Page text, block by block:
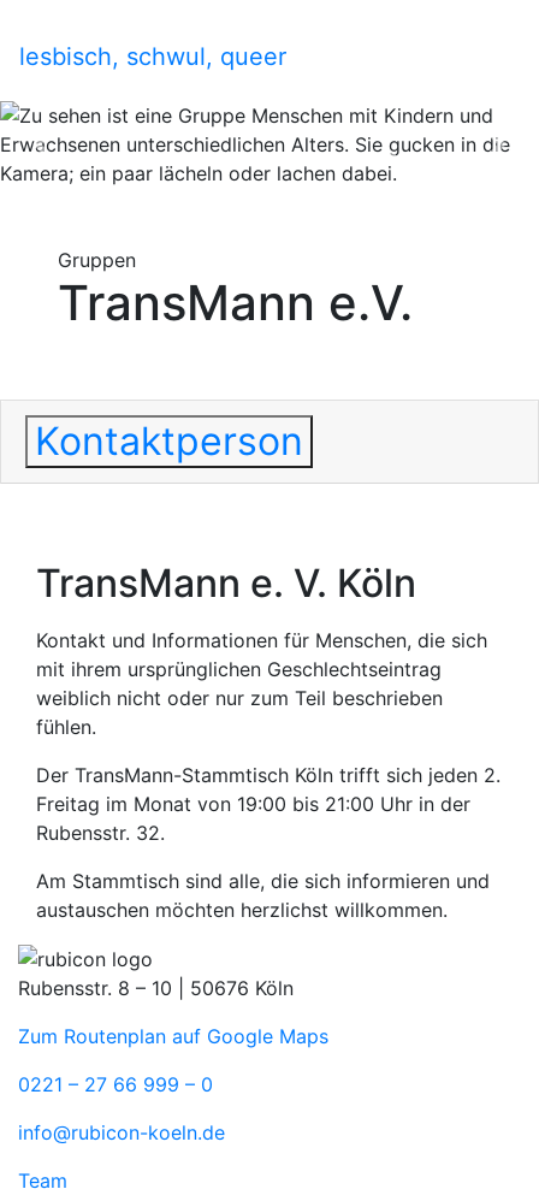
lesbisch, schwul, queer
Previous Next
Gruppen
TransMann e.V.
Kontaktperson
TransMann e. V. Köln
Kontakt und Informationen für Menschen, die sich
mit ihrem ursprünglichen Geschlechtseintrag
weiblich nicht oder nur zum Teil beschrieben
fühlen.
Der TransMann-Stammtisch Köln trifft sich jeden 2.
Freitag im Monat von 19:00 bis 21:00 Uhr in der
Rubensstr. 32.
Am Stammtisch sind alle, die sich informieren und
austauschen möchten herzlichst willkommen.
Rubensstr. 8 – 10 | 50676 Köln
Zum Routenplan auf Google Maps
0221 – 27 66 999 – 0
info@rubicon-koeln.de
Team